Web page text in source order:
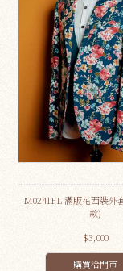
M0241FL 滿版花西裝外
款)
$3,000
購買洽門市